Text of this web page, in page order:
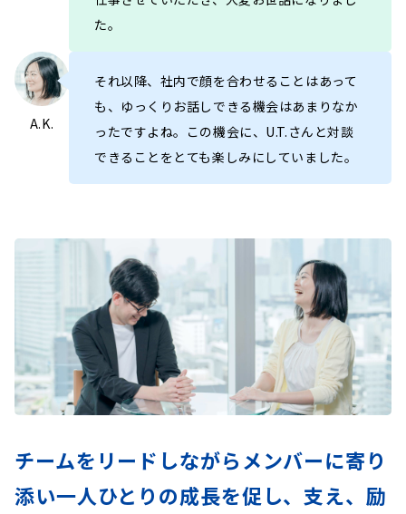
た。
A.K.
それ以降、社内で顔を合わせることはあって
も、ゆっくりお話しできる機会はあまりなか
ったですよね。この機会に、U.T.さんと対談
できることをとても楽しみにしていました。
チームをリードしながらメンバーに寄り
添い一人ひとりの成長を促し、支え、励